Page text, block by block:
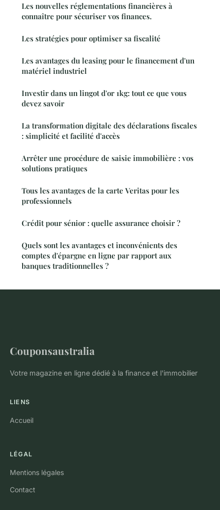
Les nouvelles réglementations financières à
connaître pour sécuriser vos finances.
Les stratégies pour optimiser sa fiscalité
Les avantages du leasing pour le financement d'un
matériel industriel
Investir dans un lingot d'or 1kg: tout ce que vous
devez savoir
La transformation digitale des déclarations fiscales
: simplicité et facilité d'accès
Arrêter une procédure de saisie immobilière : vos
solutions pratiques
Tous les avantages de la carte Veritas pour les
professionnels
Crédit pour sénior : quelle assurance choisir ?
Quels sont les avantages et inconvénients des
comptes d'épargne en ligne par rapport aux
banques traditionnelles ?
Couponsaustralia
Votre magazine en ligne dédié à la finance et l'immobilier
LIENS
Accueil
LÉGAL
Mentions légales
Contact